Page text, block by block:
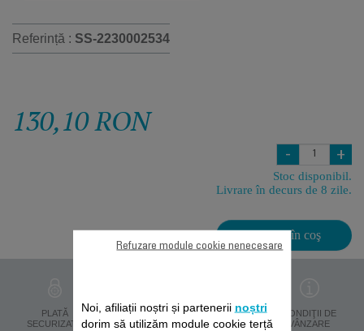
Referință : SS-2230002534
130,10 RON
- +
Stoc disponibil.
Livrare în decurs de 8 zile.
Adaugă în coş
PLATĂ
SECURIZATĂ
LIVRARE ÎN 8 ZILE
PROTECŢIA
DATELOR
CONDIŢII DE
VÂNZARE
Noi, afiliații noștri și partenerii noștri
dorim să utilizăm module cookie terță
Refuzare module cookie nenecesare